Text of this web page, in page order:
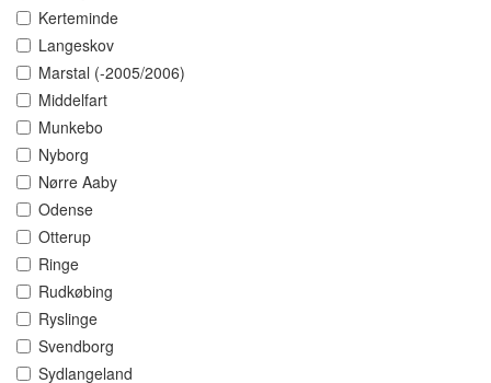
Kerteminde
Langeskov
Marstal (-2005/2006)
Middelfart
Munkebo
Nyborg
Nørre Aaby
Odense
Otterup
Ringe
Rudkøbing
Ryslinge
Svendborg
Sydlangeland